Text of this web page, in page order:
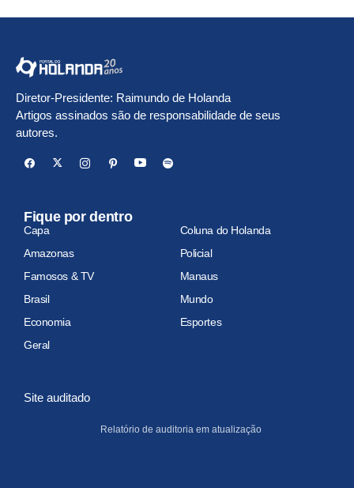
Diretor-Presidente: Raimundo de Holanda
Artigos assinados são de responsabilidade de seus
autores.
Fique por dentro
Capa
Coluna do Holanda
Amazonas
Policial
Famosos & TV
Manaus
Brasil
Mundo
Economia
Esportes
Geral
Site auditado
Relatório de auditoria em atualização